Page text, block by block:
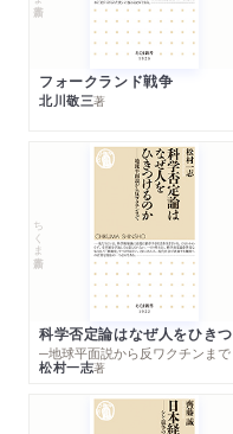
フォークランド戦争
北川敬三著
ちくま新書
─地球平面説から反ワクチンまで
松村一志著